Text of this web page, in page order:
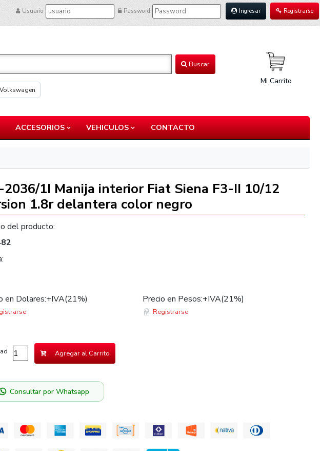
Usuario Password Ingresar Registrarse
Buscar
Volkswagen
Mi Carrito
ACCESORIOS VEHICULOS CONTACTO
2036/1I Manija interior Fiat Siena F3-II 10/12
1.8r delantera color negro
del producto:
en Dolares:+IVA(21%) Precio en Pesos:+IVA(21%)
Registrarse
Agregar al Carrito
Consultar por Whatsapp